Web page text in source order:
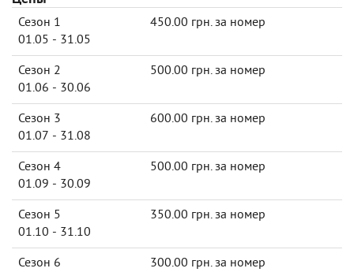
Сезон 1
01.05 - 31.05
450.00 грн. за номер
Сезон 2
01.06 - 30.06
500.00 грн. за номер
Сезон 3
01.07 - 31.08
600.00 грн. за номер
Сезон 4
01.09 - 30.09
500.00 грн. за номер
Сезон 5
01.10 - 31.10
350.00 грн. за номер
Сезон 6
300.00 грн. за номер